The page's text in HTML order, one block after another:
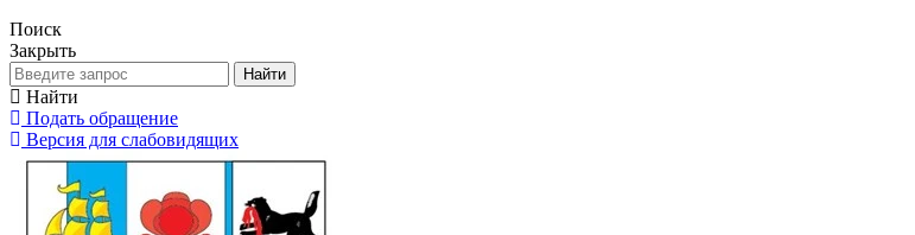
Поиск
Закрыть
Найти
Найти
Подать обращение
Версия для слабовидящих